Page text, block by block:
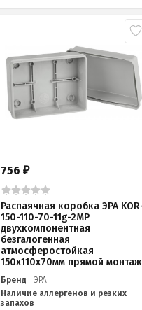
756₽
Распаячная коробка ЭРА
150-110-70-11g-2MP
двухкомпонентная
безгалогенная
атмосферостойкая
150х110х70мм прямой монтаж
Бренд
ЭРА
Наличие аллергенов и резких
запахов